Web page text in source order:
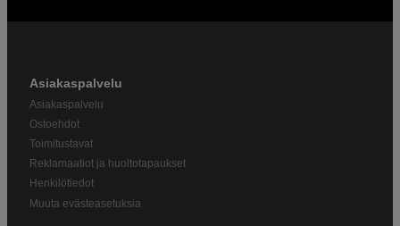
Asiakaspalvelu
Asiakaspalvelu
Ostoehdot
Toimitustavat
Reklamaatiot ja huoltotapaukset
Henkilötiedot
Muuta evästeasetuksia